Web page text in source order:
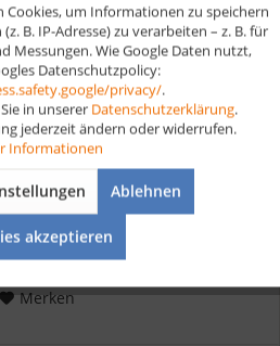
für Servicemanagement -...
für Servicemanagement
Hörbuch für Fachberater für
unterstützt dich optimal bei der
Mit klaren Erklärungen und
24,90 € *
Merken
Aktiv
Aktiv
um Informationen zu speichern
B. IP-Adresse) zu verarbeiten – z. B. für
Messungen. Wie Google Daten nutzt,
Datenschutzpolicy:
privacy/.
in unserer Datenschutzerklärung.
jederzeit ändern oder widerrufen.
Informationen
Ablehnen
akzeptieren